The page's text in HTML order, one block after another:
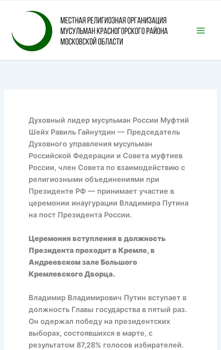
содержимому
Духовный лидер мусульман России Муфтий
Шейх Равиль Гайнутдин — Председатель
Духовного управления мусульман
Российской Федерации и Совета муфтиев
России, член Совета по взаимодействию с
религиозными объединениями при
Президенте РФ — принимает участие в
церемонии инаугурации Владимира Путина
на пост Президента России.
Церемония вступления в должность
Президента проходит в Кремле, в
Андреевском зале Большого
Кремлевского Дворца.
Владимир Владимирович Путин вступает в
должность Главы государства в пятый раз.
Он одержал победу на президентских
выборах, состоявшихся в марте, с
результатом 87,28% голосов избирателей.